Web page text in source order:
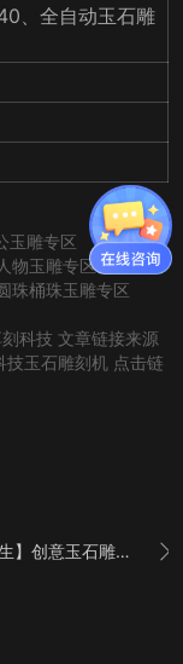
、全自动玉石雕
玉雕专区
物玉雕专区
珠桶珠玉雕专区
科技 文章链接来源
技玉石雕刻机 点击链

创意玉石雕刻常见玉雕图案3d图纸